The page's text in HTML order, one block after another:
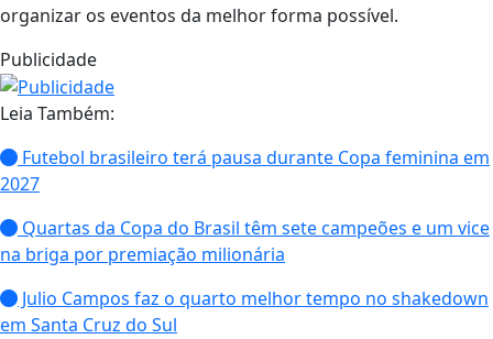
organizar os eventos da melhor forma possível.
Publicidade
Leia Também:
Futebol brasileiro terá pausa durante Copa feminina em
2027
Quartas da Copa do Brasil têm sete campeões e um vice
na briga por premiação milionária
Julio Campos faz o quarto melhor tempo no shakedown
em Santa Cruz do Sul